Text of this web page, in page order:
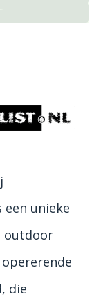
een unieke
outdoor
die